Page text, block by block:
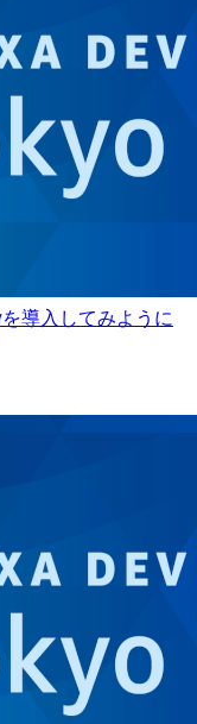
導入してみように